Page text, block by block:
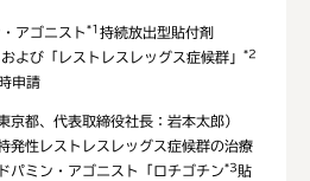
アゴニスト *1 持続放出型貼付剤
よび「レストレスレッグス症候群」
*2
申請
京都、代表取締役社長：岩本太郎）
発性レストレスレッグス症候群の治療
パミン・アゴニスト「ロチゴチン*3 貼